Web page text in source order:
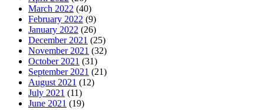
March 2022 (40)
February 2022 (9)
January 2022 (26)
December 2021 (25)
November 2021 (32)
October 2021 (31)
September 2021 (21)
August 2021 (12)
July 2021 (11)
June 2021 (19)